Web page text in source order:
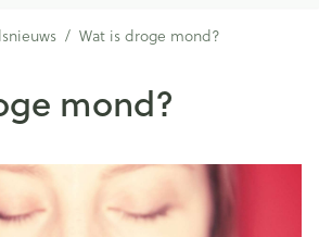
/ Wat is droge mond?
mond?